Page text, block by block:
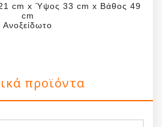
cm x Ύψος 33 cm x Βάθος 49
cm
Ανοξείδωτο
προϊόντα